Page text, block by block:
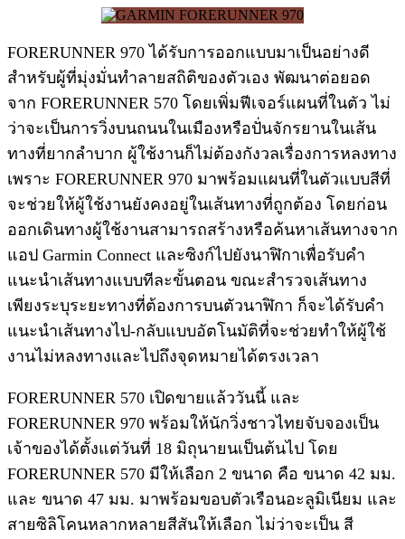
FORERUNNER 970 ได้รับการออกแบบมาเป็นอย่างดี
สำหรับผู้ที่มุ่งมั่นทำลายสถิติของตัวเอง พัฒนาต่อยอด
จาก FORERUNNER 570 โดยเพิ่มฟีเจอร์แผนที่ในตัว ไม่
ว่าจะเป็นการวิ่งบนถนนในเมืองหรือปั่นจักรยานในเส้น
ทางที่ยากลำบาก ผู้ใช้งานก็ไม่ต้องกังวลเรื่องการหลงทาง
เพราะ FORERUNNER 970 มาพร้อมแผนที่ในตัวแบบสีที่
จะช่วยให้ผู้ใช้งานยังคงอยู่ในเส้นทางที่ถูกต้อง โดยก่อน
ออกเดินทางผู้ใช้งานสามารถสร้างหรือค้นหาเส้นทางจาก
แอป Garmin Connect และซิงก์ไปยังนาฬิกาเพื่อรับคำ
แนะนำเส้นทางแบบทีละขั้นตอน ขณะสำรวจเส้นทาง
เพียงระบุระยะทางที่ต้องการบนตัวนาฬิกา ก็จะได้รับคำ
แนะนำเส้นทางไป-กลับแบบอัตโนมัติที่จะช่วยทำให้ผู้ใช้
งานไม่หลงทางและไปถึงจุดหมายได้ตรงเวลา
FORERUNNER 570 เปิดขายแล้ววันนี้ และ
FORERUNNER 970 พร้อมให้นักวิ่งชาวไทยจับจองเป็น
เจ้าของได้ตั้งแต่วันที่ 18 มิถุนายนเป็นต้นไป โดย
FORERUNNER 570 มีให้เลือก 2 ขนาด คือ ขนาด 42 มม.
และ ขนาด 47 มม. มาพร้อมขอบตัวเรือนอะลูมิเนียม และ
สายซิลิโคนหลากหลายสีสันให้เลือก ไม่ว่าจะเป็น สี